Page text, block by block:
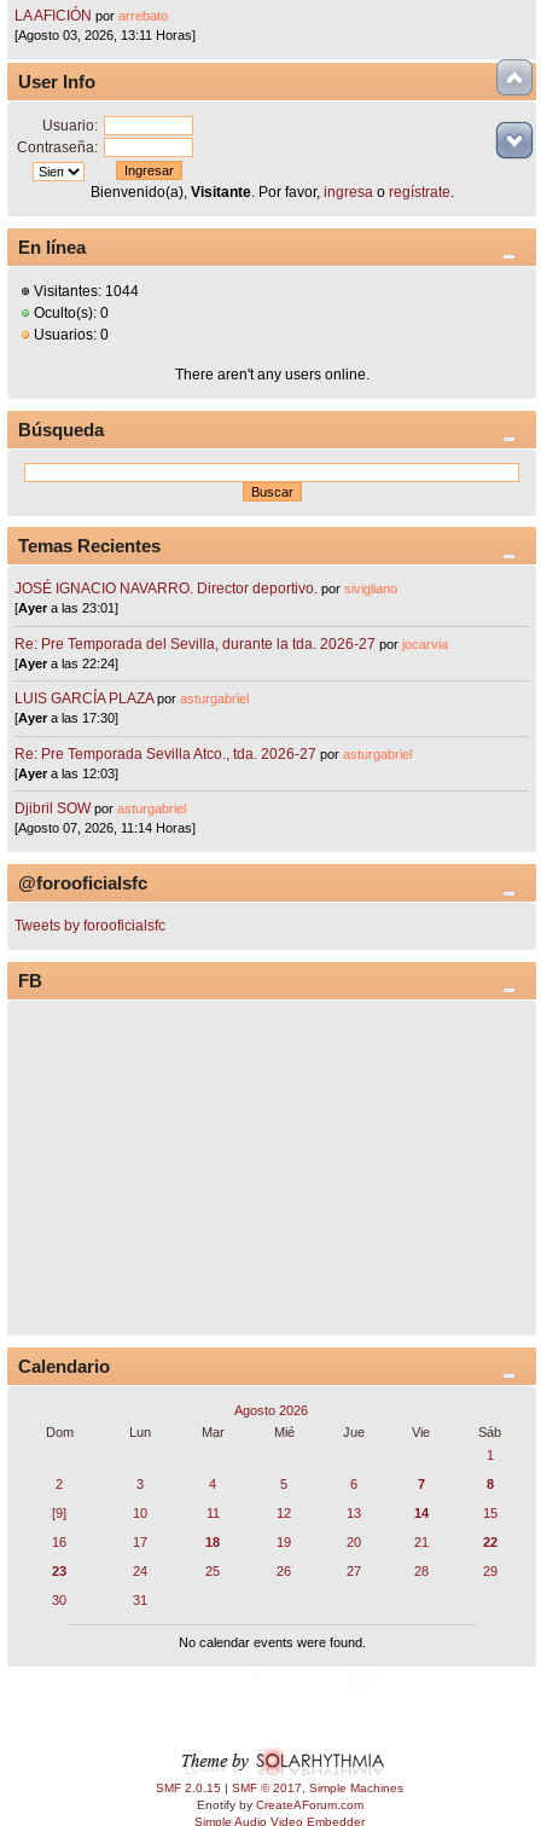
LA AFICIÓN porarrebato
[Agosto 03, 2026, 13:11 Horas]
User Info
Usuario:
Contraseña:
Bienvenido(a), Visitante. Por favor, ingresao regístrate.
En línea
Visitantes: 1044
Oculto(s): 0
Usuarios: 0
There aren't any users online.
Búsqueda
Temas Recientes
JOSÉ IGNACIO NAVARRO. Director deportivo. porsivigliano
[Ayera las 23:01]
Re: Pre Temporada del Sevilla, durante la tda. 2026-27 porjocarvia
[Ayera las 22:24]
LUIS GARCÍA PLAZA porasturgabriel
[Ayera las 17:30]
Re: Pre Temporada Sevilla Atco., tda. 2026-27 porasturgabriel
[Ayera las 12:03]
Djibril SOW porasturgabriel
[Agosto 07, 2026, 11:14 Horas]
@forooficialsfc
Tweets by forooficialsfc
FB
Calendario
Agosto 2026
Dom
Lun Mar Mié Jue Vie
Sáb
1
2
3 4 5 6 7
8
[9]
10 11 12 13 14
15
16
17 18 19 20 21
22
23
24 25 26 27 28
29
30
31
No calendar events were found.
SMF 2.0.15 | SMF © 2017
Simple Machines
Enotify by CreateAForum.com
Simple Audio Video Embedder